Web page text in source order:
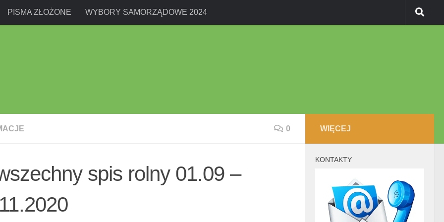
PISMA ZŁOŻONE WYBORY SAMORZĄDOWE 2024
0
spis rolny 01.09 –
WIĘCEJ
KONTAKTY